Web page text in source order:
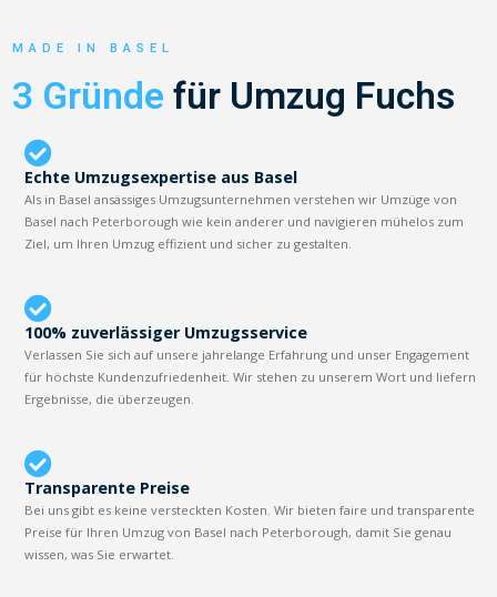
MADE IN BASEL
3 Gründe für Umzug Fuchs
Echte Umzugsexpertise aus Basel
Als in Basel ansässiges Umzugsunternehmen verstehen wir Umzüge von
Basel nach Peterborough wie kein anderer und navigieren mühelos zum
Ziel, um Ihren Umzug effizient und sicher zu gestalten.
100% zuverlässiger Umzugsservice
Verlassen Sie sich auf unsere jahrelange Erfahrung und unser Engagement
für höchste Kundenzufriedenheit. Wir stehen zu unserem Wort und liefern
Ergebnisse, die überzeugen.
Transparente Preise
Bei uns gibt es keine versteckten Kosten. Wir bieten faire und transparente
Preise für Ihren Umzug von Basel nach Peterborough, damit Sie genau
wissen, was Sie erwartet.